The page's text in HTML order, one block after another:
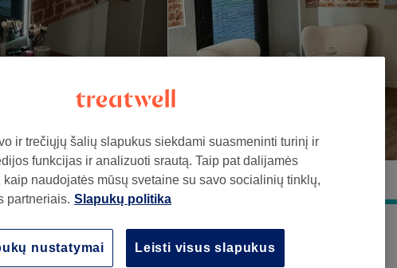
sušukavimas (kaina nuo)
ir trečiųjų šalių slapukus siekdami suasmeninti turinį ir
funkcijas ir analizuoti srautą. Taip pat dalijamės
kaip naudojatės mūsų svetaine su savo socialinių tinklų,
partneriais. Slapukų politika
Leisti visus slapukus
nustatymai